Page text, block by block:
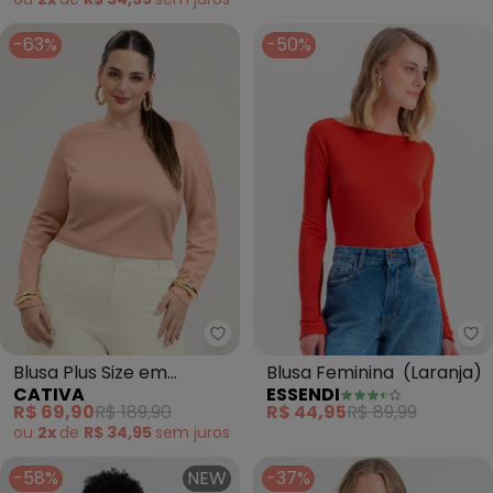
-63%
Blusa Plus Size em
Viscose (Laranja)
CATIVA
R$ 69,90R$ 189,90
ou 2x de R$ 34,95 sem juros
-50%
Blusa Feminina (Laranja)
ESSENDI
R$ 44,95R$ 89,99
-58% NEW -37%